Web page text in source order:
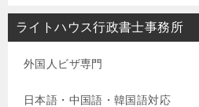
ライトハウス行政書士事務所
外国人ビザ専門
日本語・中国語・韓国語対応